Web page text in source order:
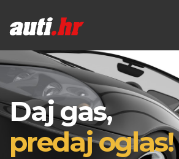
Daj gas,
predaj oglas!